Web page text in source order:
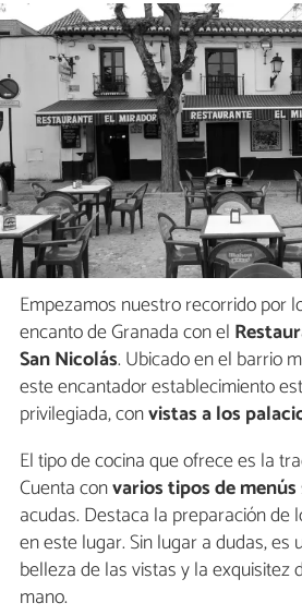
Empezamos nuestro recorrido por
encanto de Granada con el
San Nicolás. Ubicado en el barrio
este encantador establecimiento
privilegiada, convistas a los
El tipo de cocina que ofrece es la
Cuenta convarios tipos de menús
acudas. Destaca la preparación de
en este lugar. Sin lugar a dudas, es
belleza de las vistas y la exquisitez
mano.